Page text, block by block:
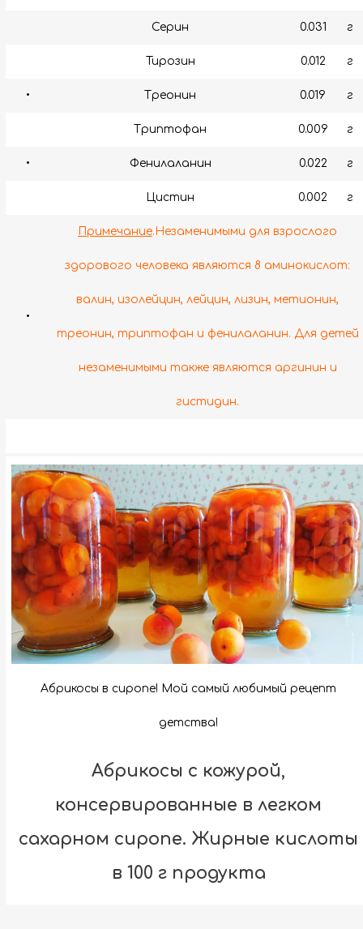
Серин 0.031 г
Тирозин 0.012 г
• Треонин 0.019 г
Триптофан 0.009 г
• Фенилаланин 0.022 г
Цистин 0.002 г
•
Примечание.Незаменимыми для взрослого
здорового человека являются 8 аминокислот:
валин, изолейцин, лейцин, лизин, метионин,
треонин, триптофан и фенилаланин. Для детей
незаменимыми также являются аргинин и
гистидин.
Абрикосы в сиропе! Мой самый любимый рецепт
детства!
Абрикосы с кожурой,
консервированные в легком
сахарном сиропе. Жирные кислоты
в 100 г продукта